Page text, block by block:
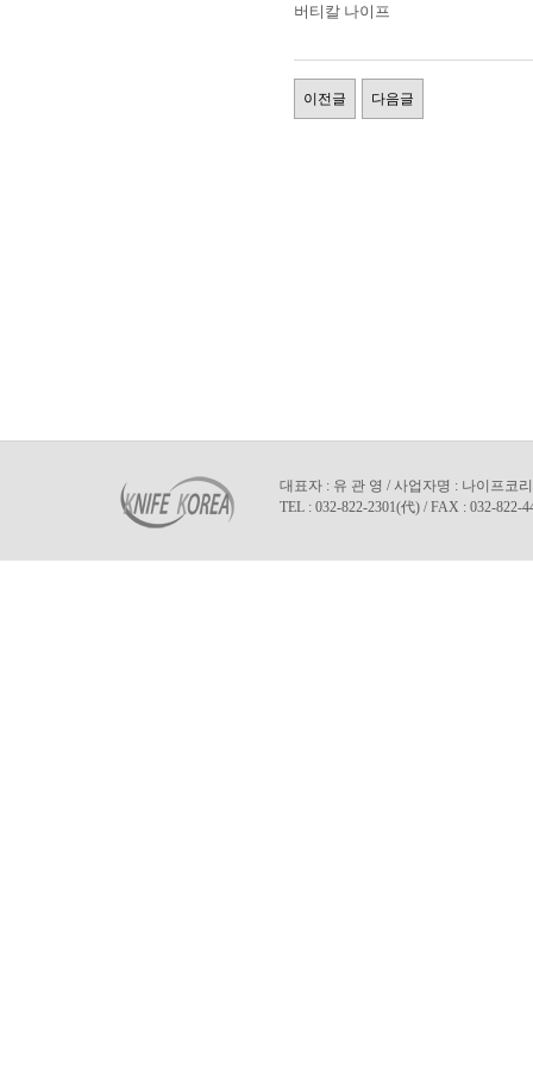
버티칼 나이프
이전글 다음글
대표자 : 유 관 영 / 사업자명 : 나이프코
TEL : 032-822-2301(代) / FAX : 032-822-